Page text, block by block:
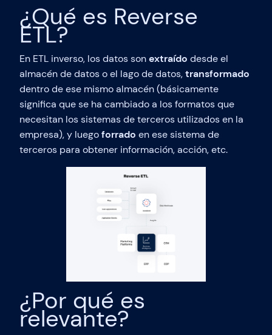
¿Qué es Reverse
ETL?
En ETL inverso, los datos sonextraído desde el
almacén de datos o el lago de datos,transformado
dentro de ese mismo almacén (básicamente
significa que se ha cambiado a los formatos que
necesitan los sistemas de terceros utilizados en la
empresa), y luegoforrado en ese sistema de
terceros para obtener información, acción, etc.
¿Por qué es
relevante?